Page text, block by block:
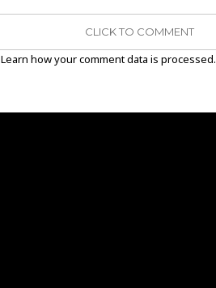
CLICK TO COMMENT
Learn how your comment data is processed.